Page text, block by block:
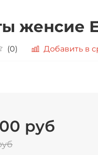
женсие
(0) Добавить в
руб